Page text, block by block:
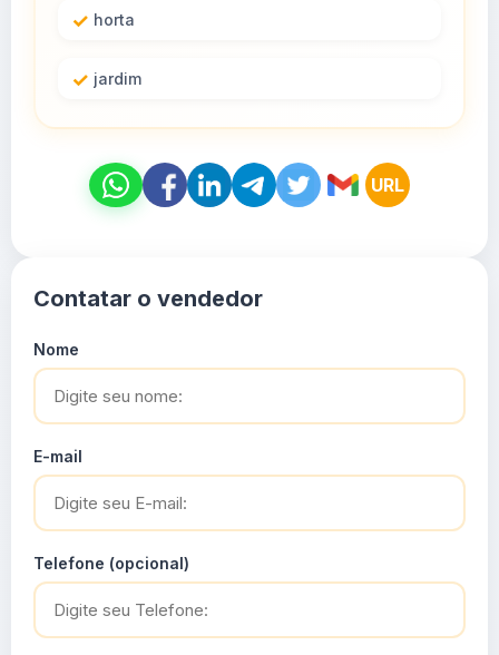
horta
jardim
URL
Contatar o vendedor
Nome
E-mail
Telefone (opcional)